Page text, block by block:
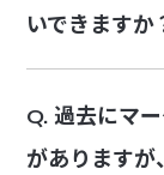
いできますか
Q. 過去にマ
がありますが